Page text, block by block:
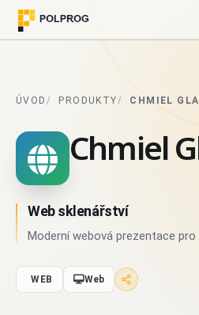
ÚVOD PRODUKTY CHMIEL
Chmiel
Web sklenářství
Moderní webová prezentace
WEB Web